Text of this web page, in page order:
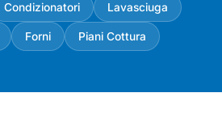
Condizionatori Lavasciuga
Forni Piani Cottura